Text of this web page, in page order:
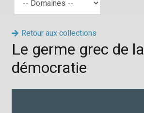
Retour aux collections
Le germe grec de la
démocratie